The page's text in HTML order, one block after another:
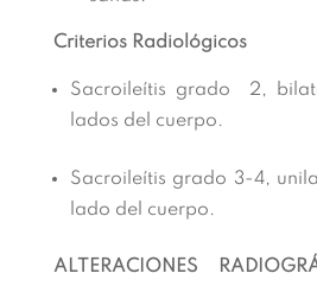
Criterios Radiológicos
Sacroileítis grado 2,
lados del cuerpo.
Sacroileítis grado 3-4,
lado del cuerpo.
ALTERACIONES